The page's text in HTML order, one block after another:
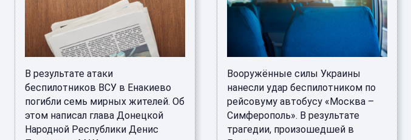
В результате атаки
беспилотников ВСУ в Енакиево
погибли семь мирных жителей. Об
этом написал глава Донецкой
Народной Республики Денис
Вооружённые силы Украины
нанесли удар беспилотником по
рейсовуму автобусу «Москва –
Симферополь». В результате
трагедии, произошедшей в